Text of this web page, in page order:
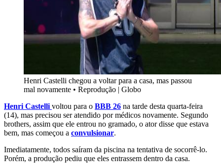
Henri Castelli chegou a voltar para a casa, mas passou
mal novamente • Reprodução | Globo
Henri Castelli voltou para o BBB 26 na tarde desta quarta-feira
(14), mas precisou ser atendido por médicos novamente. Segundo
brothers, assim que ele entrou no gramado, o ator disse que estava
bem, mas começou a convulsionar.
Imediatamente, todos saíram da piscina na tentativa de socorrê-lo.
Porém, a produção pediu que eles entrassem dentro da casa.